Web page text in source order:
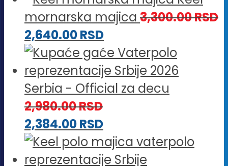
mornarska majica 3,300.00RSD
2,640.00RSD
Serbia - Official za decu
2,980.00RSD
2,384.00RSD